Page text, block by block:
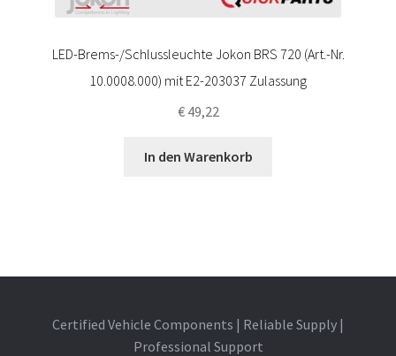
LED-Brems-/Schlussleuchte Jokon BRS 720 (Art.-Nr.
10.0008.000) mit E2-203037 Zulassung
€49,22
In den Warenkorb
Certified Vehicle Components | Reliable Supply |
Professional Support